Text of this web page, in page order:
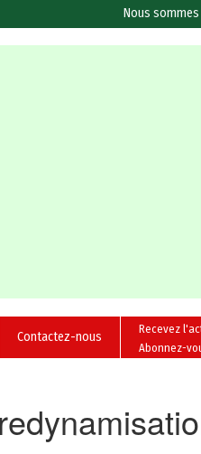
Nous sommes
Recevez
Abonnez-
Contactez-nous